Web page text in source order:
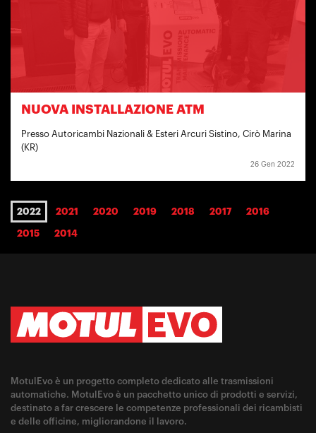
NUOVA INSTALLAZIONE ATM
Presso Autoricambi Nazionali & Esteri Arcuri Sistino, Cirò Marina
(KR)
26 Gen 2022
2022 2021 2020 2019 2018 2017 2016
2015 2014
MotulEvo è un progetto completo dedicato alle trasmissioni
automatiche. MotulEvo è un pacchetto unico di prodotti e servizi,
destinato a far crescere le competenze professionali dei ricambisti
e delle officine, migliorandone il lavoro.